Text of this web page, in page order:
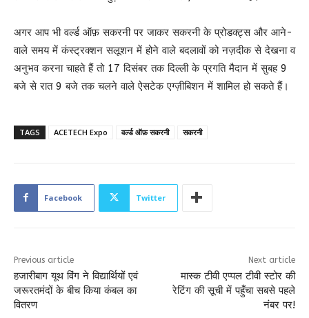
अगर आप भी वर्ल्ड ऑफ़ सकरनी पर जाकर सकरनी के प्रोडक्ट्स और आने-
वाले समय में कंस्ट्रक्शन सलूशन में होने वाले बदलावों को नज़दीक से देखना व
अनुभव करना चाहते हैं तो 17 दिसंबर तक दिल्ली के प्रगति मैदान में सुबह 9
बजे से रात 9 बजे तक चलने वाले ऐसटेक एग्ज़ीबिशन में शामिल हो सकते हैं।
TAGS ACETECH Expo वर्ल्ड ऑफ़ सकरनी सकरनी
Facebook Twitter
Previous article
हजारीबाग यूथ विंग ने विद्यार्थियों एवं
जरूरतमंदों के बीच किया कंबल का
वितरण
Next article
मास्क टीवी एप्पल टीवी स्टोर की
रेटिंग की सूची में पहुँचा सबसे पहले
नंबर पर!